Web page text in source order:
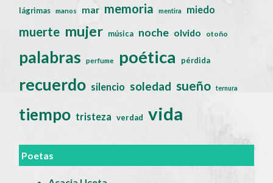
lágrimas manos mar memoria mentira miedo
muerte mujer música noche olvido otoño
palabras perfume poética pérdida
recuerdo silencio soledad sueño ternura
tiempo tristeza verdad vida
Poetas